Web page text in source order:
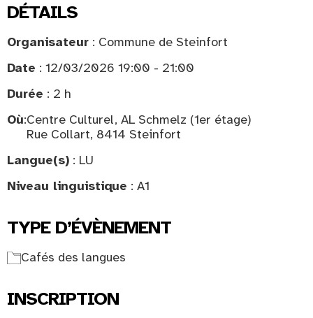
DÉTAILS
Organisateur : Commune de Steinfort
Date : 12/03/2026 19:00 - 21:00
Durée : 2 h
Où:Centre Culturel, AL Schmelz (1er étage)
Rue Collart, 8414 Steinfort
Langue(s) : LU
Niveau linguistique : A1
TYPE D’ÉVÈNEMENT
Cafés des langues
INSCRIPTION